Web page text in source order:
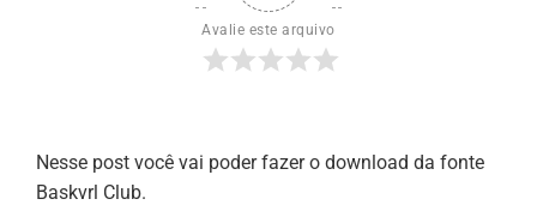
Avalie este arquivo
Nesse post você vai poder fazer o download da fonte
Baskvrl Club.